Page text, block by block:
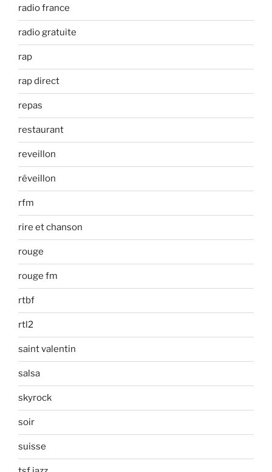
radio france
radio gratuite
rap
rap direct
repas
restaurant
reveillon
réveillon
rfm
rire et chanson
rouge
rouge fm
rtbf
rtl2
saint valentin
salsa
skyrock
soir
suisse